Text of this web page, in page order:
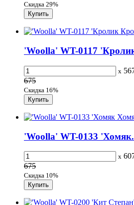
Скидка 29%
'Woolla' WT-0117
x
675
Скидка 16%
'Woolla' WT-0133
x
675
Скидка 10%